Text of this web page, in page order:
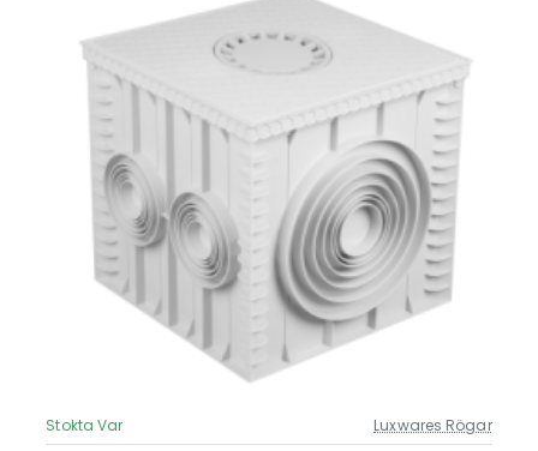
Güncel Fiyat
Stokta Var Luxwares Rögar